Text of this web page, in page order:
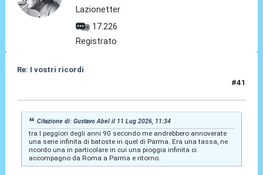
Lazionetter
17.226
Registrato
Re: I vostri ricordi
#41
Citazione di: Gustavo Abel il 11 Lug 2026, 11:34
tra I peggiori degli anni 90 secondo me andrebbero annoverate
una serie infinita di batoste in quel di Parma. Era una tassa, ne
ricordo una in particolare in cui una pioggia infinita ci
accompagno da Roma a Parma e ritorno.